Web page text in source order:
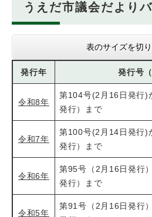
うえだ市議会だより
表のサイズを切
発行年 発行号
令和8年
第104号(2月16日発行)
発行）まで
令和7年
第100号(2月14日発行)
発行）まで
令和6年
第95号（2月16日発行
発行）まで
令和5年
第91号（2月16日発行